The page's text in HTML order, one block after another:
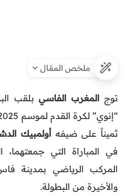
ملخص المقال
توج المغرب الفاسي بلقب
ثميناً على ضيفهأولمبيك
في المباراة التي جمعتهما،
والأخيرة من البطولة.